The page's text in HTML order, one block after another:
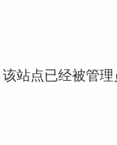
站点已经被管